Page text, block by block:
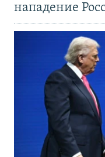
нападение